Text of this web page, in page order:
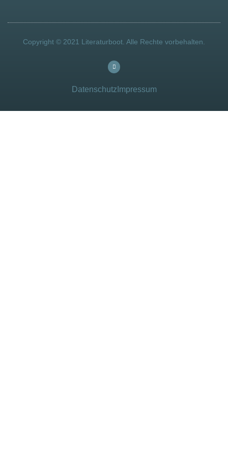
Copyright © 2021 Literaturboot. Alle Rechte vorbehalten.
Datenschutz Impressum